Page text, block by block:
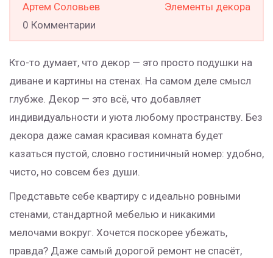
Артем Соловьев
Элементы декора
0 Комментарии
Кто-то думает, что декор — это просто подушки на
диване и картины на стенах. На самом деле смысл
глубже. Декор — это всё, что добавляет
индивидуальности и уюта любому пространству. Без
декора даже самая красивая комната будет
казаться пустой, словно гостиничный номер: удобно,
чисто, но совсем без души.
Представьте себе квартиру с идеально ровными
стенами, стандартной мебелью и никакими
мелочами вокруг. Хочется поскорее убежать,
правда? Даже самый дорогой ремонт не спасёт,